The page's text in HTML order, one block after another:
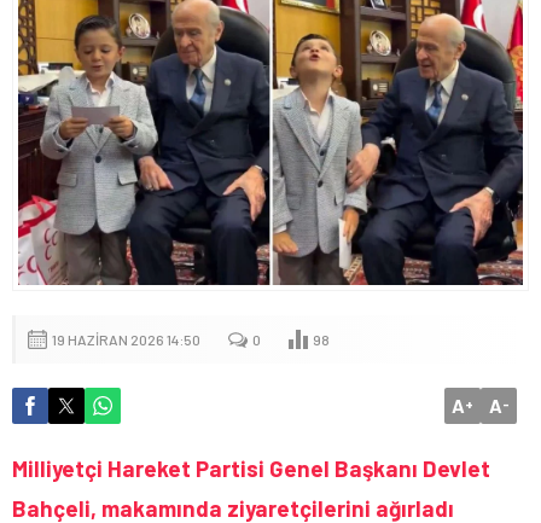
19 HAZIRAN 2026 14:50 0 98
A+ A-
Milliyetçi Hareket Partisi Genel Başkanı Devlet
Bahçeli, makamında ziyaretçilerini ağırladı